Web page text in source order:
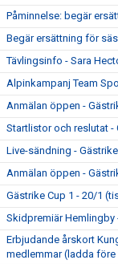
Påminnelse: begär
Begär ersättning för
Tävlingsinfo - Sara
Alpinkampanj Team
Anmälan öppen -
Startlistor och reslutat -
Live-sändning -
Anmälan öppen -
Gästrike Cup 1 - 20/1
Skidpremiär Hemlingby
Erbjudande årskort
medlemmar (ladda före